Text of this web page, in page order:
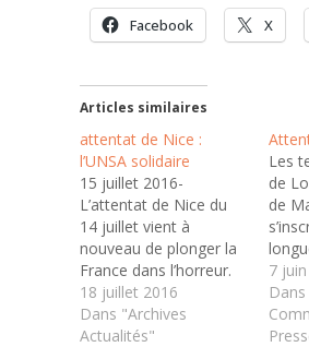
Facebook X
Articles similaires
attentat de Nice :
l’UNSA solidaire
15 juillet 2016-
L’attentat de Nice du
14 juillet vient à
nouveau de plonger la
France dans l’horreur.
L’UNSA s’incline devant
la mémoire des
dizaines de victimes
18 juillet 2016
Dans "Archives
Actualités"
Les
de
de
de
7